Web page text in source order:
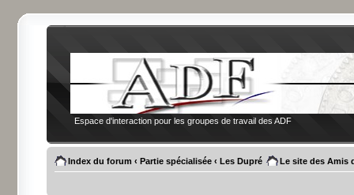
Espace d'interaction pour les groupes de travail des ADF
Index du forum ‹ Partie spécialisée ‹ Les Dupré Le site des Amis